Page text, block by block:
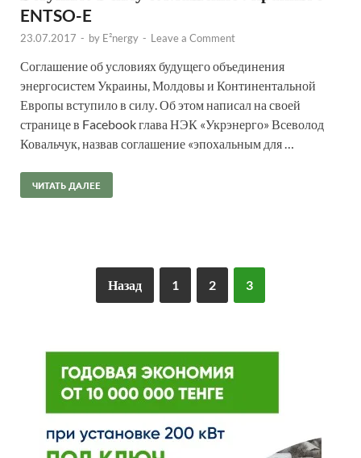
ENTSO-E
23.07.2017 - by E²nergy - Leave a Comment
Соглашение об условиях будущего объединения
энергосистем Украины, Молдовы и Континентальной
Европы вступило в силу. Об этом написал на своей
странице в Facebook глава НЭК «Укрэнерго» Всеволод
Ковальчук, назвав соглашение «эпохальным для …
ЧИТАТЬ ДАЛЕЕ
Назад 1 2 3